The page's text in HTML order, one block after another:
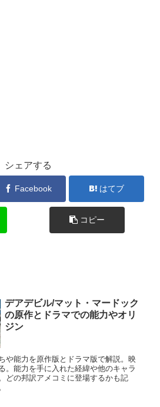
シェアする
Facebook はてブ
コピー
デアデビル/マット・マードック
の原作とドラマでの能力やオリ
ジン
や能力を原作版とドラマ版で解説。映
。能力を手に入れた経緯や他のキャラ
どの邦訳アメコミに登場するかも記